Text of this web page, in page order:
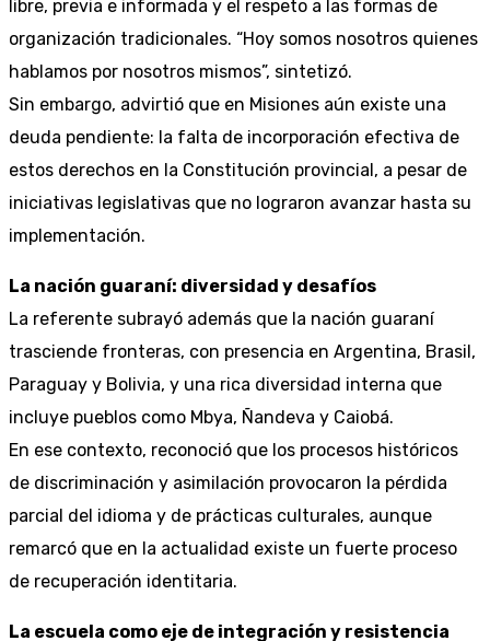
libre, previa e informada y el respeto a las formas de
organización tradicionales. “Hoy somos nosotros quienes
hablamos por nosotros mismos”, sintetizó.
Sin embargo, advirtió que en Misiones aún existe una
deuda pendiente: la falta de incorporación efectiva de
estos derechos en la Constitución provincial, a pesar de
iniciativas legislativas que no lograron avanzar hasta su
implementación.
La nación guaraní: diversidad y desafíos
La referente subrayó además que la nación guaraní
trasciende fronteras, con presencia en Argentina, Brasil,
Paraguay y Bolivia, y una rica diversidad interna que
incluye pueblos como Mbya, Ñandeva y Caiobá.
En ese contexto, reconoció que los procesos históricos
de discriminación y asimilación provocaron la pérdida
parcial del idioma y de prácticas culturales, aunque
remarcó que en la actualidad existe un fuerte proceso
de recuperación identitaria.
La escuela como eje de integración y resistencia